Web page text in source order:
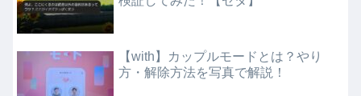
【with】カップルモードとは？やり
方・解除方法を写真で解説！